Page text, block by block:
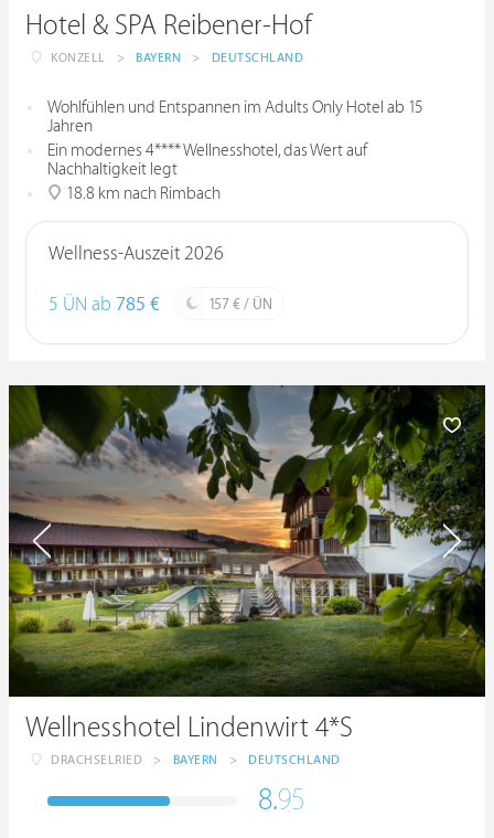
Hotel & SPA Reibener-Hof
KONZELL > BAYERN > DEUTSCHLAND
Wohlfühlen und Entspannen im Adults Only Hotel ab 15
Jahren
Ein modernes 4**** Wellnesshotel, das Wert auf
Nachhaltigkeit legt
18.8 km nach Rimbach
Wellness-Auszeit 2026
5 ÜN ab 785 € 157 € / ÜN
Wellnesshotel Lindenwirt 4*S
DRACHSELRIED > BAYERN > DEUTSCHLAND
8.95